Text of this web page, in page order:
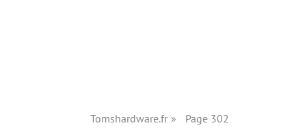
Tomshardware.fr Page 302